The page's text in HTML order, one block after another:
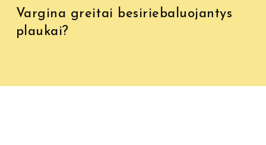
Vargina greitai besiriebaluojantys
plaukai?